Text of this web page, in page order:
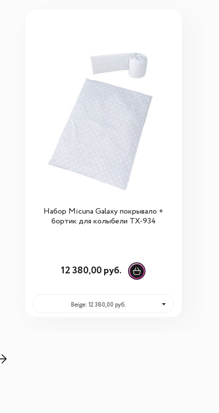
Набор Micuna Galaxy покрывало +
бортик для колыбели ТХ-934
12 380,00 руб.
Beige: 12 380,00 руб.